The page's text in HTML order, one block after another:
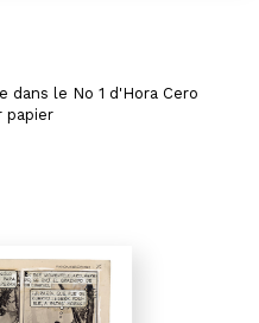
dans le No 1 d'Hora Cero
papier